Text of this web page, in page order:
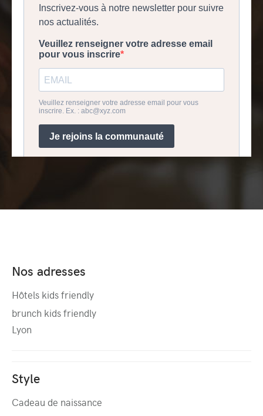
Nos adresses
Hôtels kids friendly
brunch kids friendly
Lyon
Style
Cadeau de naissance